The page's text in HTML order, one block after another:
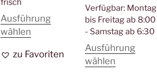
frisch
Ausführung
wählen
weist
zu Favoriten
Verfügbar: Montag
bis Freitag ab 8:00
- Samstag ab 6:30
Ausführung
wählenDieses